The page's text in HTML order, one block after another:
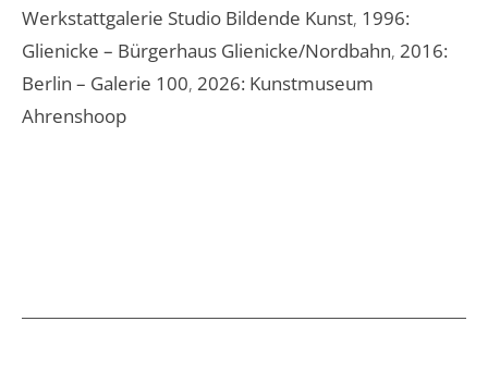
Werkstattgalerie Studio Bildende Kunst, 1996:
Glienicke – Bürgerhaus Glienicke/Nordbahn, 2016:
Berlin – Galerie 100, 2026: Kunstmuseum
Ahrenshoop